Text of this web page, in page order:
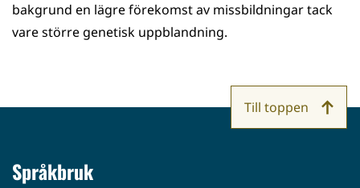
bakgrund en lägre förekomst av missbildningar tack
vare större genetisk uppblandning.
Språkbruk
Till toppen